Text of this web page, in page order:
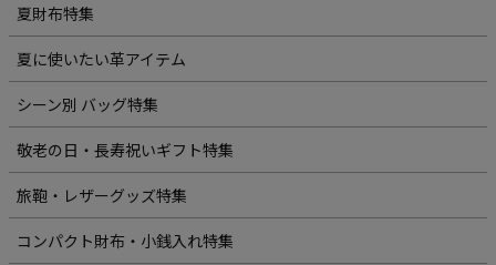
夏財布特集
夏に使いたい革アイテム
シーン別 バッグ特集
敬老の日・長寿祝いギフト特集
旅鞄・レザーグッズ特集
コンパクト財布・小銭入れ特集